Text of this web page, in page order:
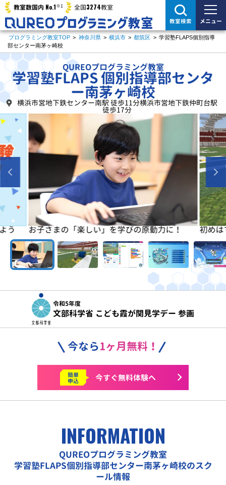
教室数国内 No.1※1 全国3274教室
教室検索 メニュー
プログラミング教室TOP > 神奈川県 > 横浜市 > 都筑区 > 学習塾FLAPS個別指導
部センター南茅ヶ崎校
QUREOプログラミング教室
学習塾FLAPS 個別指導部センタ
ー南茅ヶ崎校
横浜市営地下鉄センター南駅 徒歩11分横浜市営地下鉄仲町台駅
徒歩17分
う お子さまの「楽しい」を学びの原動力に！ 初め
令和5年度
文部科学省 こども霞が関見学デー 参画
今なら1ヶ月無料！
簡単
申込 今すぐ無料体験へ
INFORMATION
QUREOプログラミング教室
学習塾FLAPS個別指導部センター南茅ヶ崎校のスク
ール情報